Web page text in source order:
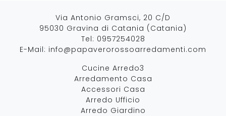
Via Antonio Gramsci, 20 C/D
95030 Gravina di Catania (Catania)
Tel: 0957254028
E-Mail: info@papaverorossoarredamenti.com
Cucine Arredo3
Arredamento Casa
Accessori Casa
Arredo Ufficio
Arredo Giardino